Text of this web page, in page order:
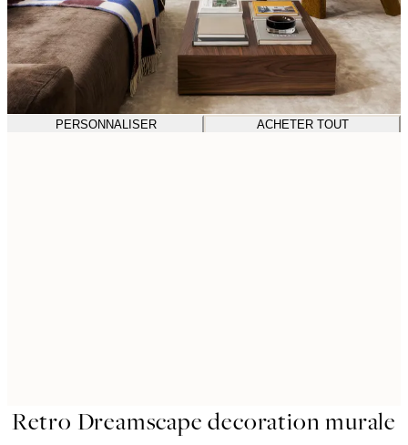
PERSONNALISER ACHETER TOUT
Retro Dreamscape decoration murale